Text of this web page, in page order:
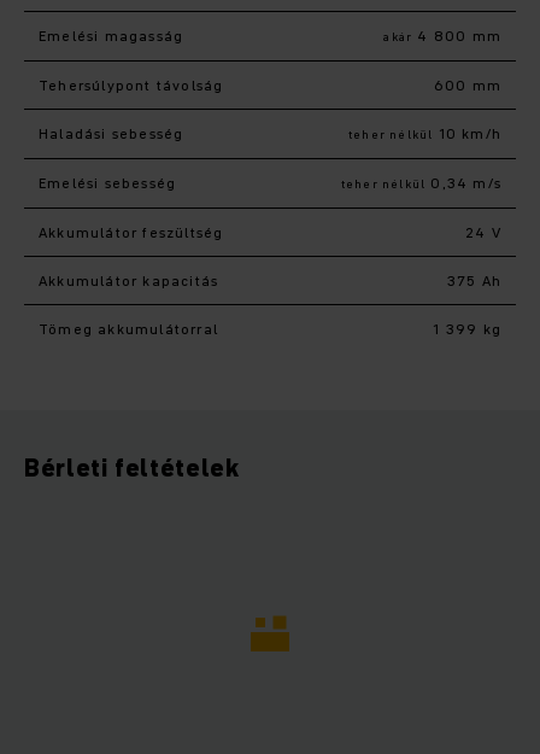
Emelési magasság akár 4 800 mm
Tehersúlypont távolság 600 mm
Haladási sebesség teher nélkül 10 km/h
Emelési sebesség teher nélkül 0,34 m/s
Akkumulátor feszültség 24 V
Akkumulátor kapacitás 375 Ah
Tömeg akkumulátorral 1 399 kg
Bérleti feltételek